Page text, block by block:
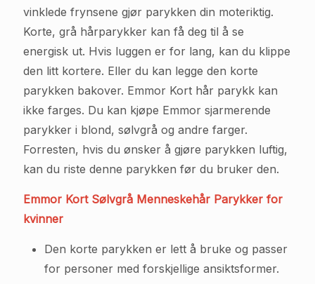
vinklede frynsene gjør parykken din moteriktig.
Korte, grå hårparykker kan få deg til å se
energisk ut. Hvis luggen er for lang, kan du klippe
den litt kortere. Eller du kan legge den korte
parykken bakover. Emmor Kort hår parykk kan
ikke farges. Du kan kjøpe Emmor sjarmerende
parykker i blond, sølvgrå og andre farger.
Forresten, hvis du ønsker å gjøre parykken luftig,
kan du riste denne parykken før du bruker den.
Emmor Kort Sølvgrå Menneskehår Parykker for
kvinner
Den korte parykken er lett å bruke og passer
for personer med forskjellige ansiktsformer.